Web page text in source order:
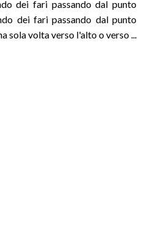
dei fari passando dal punto
dei fari passando dal punto
sola volta verso l'alto o verso ...